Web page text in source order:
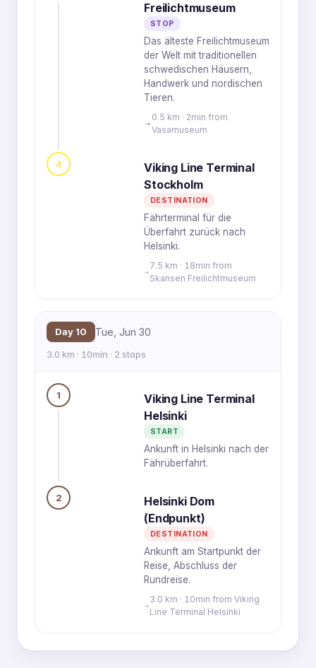
Freilichtmuseum
STOP
Das älteste Freilichtmuseum
der Welt mit traditionellen
schwedischen Häusern,
Handwerk und nordischen
Tieren.
0.5 km · 2min from
Vasamuseum
4
Viking Line Terminal
Stockholm
DESTINATION
Fährterminal für die
Überfahrt zurück nach
Helsinki.
7.5 km · 18min from
Skansen Freilichtmuseum
Day 10 Tue, Jun 30
3.0 km · 10min · 2 stops
1
Viking Line Terminal
Helsinki
START
Ankunft in Helsinki nach der
Fährüberfahrt.
2
Helsinki Dom
(Endpunkt)
DESTINATION
Ankunft am Startpunkt der
Reise, Abschluss der
Rundreise.
3.0 km · 10min from Viking
Line Terminal Helsinki